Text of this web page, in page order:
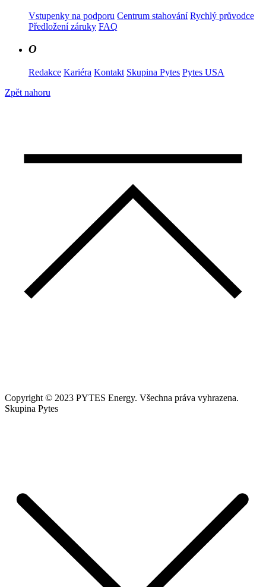
Vstupenky na podporu Centrum stahování Rychlý průvodce
Předložení záruky FAQ
O
Redakce Kariéra Kontakt Skupina Pytes Pytes USA
Zpět nahoru
Copyright © 2023 PYTES Energy. Všechna práva vyhrazena.
Skupina Pytes